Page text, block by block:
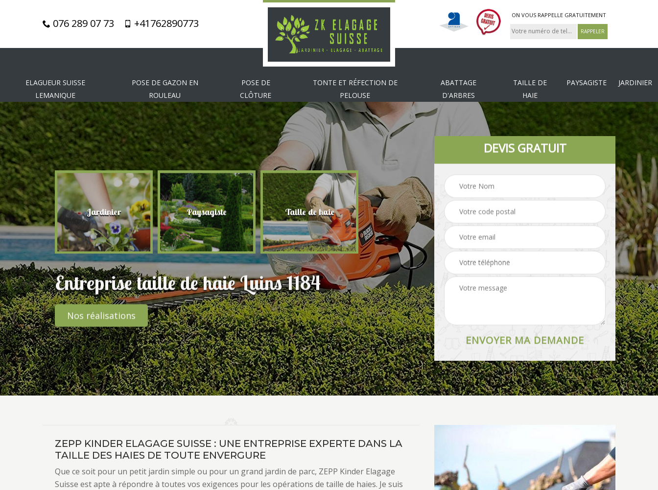
076 289 07 73 +41762890773
ON VOUS RAPPELLE GRATUITEMENT
ELAGUEUR SUISSE
LEMANIQUE
POSE DE GAZON EN
ROULEAU
POSE DE
CLÔTURE
TONTE ET RÉFECTION DE
PELOUSE
ABATTAGE
D'ARBRES
TAILLE DE
HAIE
PAYSAGISTE JARDINIER
Jardinier Paysagiste Taille de haie Abattage d'arbres Tonte et réfection de
pelouse Pose de clôture
Entreprise taille de haie Luins 1184
Nos réalisations
DEVIS GRATUIT
ZEPP KINDER ELAGAGE SUISSE : UNE ENTREPRISE EXPERTE DANS LA
TAILLE DES HAIES DE TOUTE ENVERGURE
Que ce soit pour un petit jardin simple ou pour un grand jardin de parc, ZEPP Kinder Elagage
Suisse est apte à répondre à toutes vos exigences pour les opérations de taille de haies. Je suis